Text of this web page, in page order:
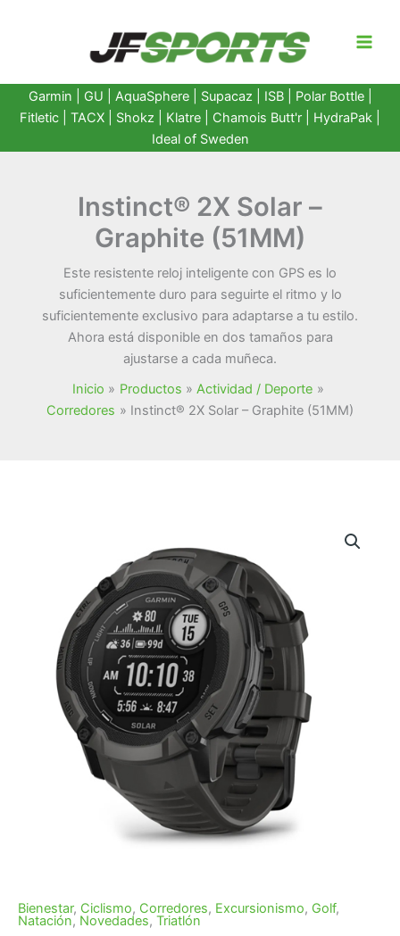
Garmin GU AquaSphere| Supacaz | ISB | Polar Bottle|
Fitletic
TACX Shokz Klatre Chamois Butt'r HydraPak
Ideal of Sweden
Instinct® 2X Solar –
Graphite (51MM)
Este resistente reloj inteligente con GPS es lo
suficientemente duro para seguirte el ritmo y lo
suficientemente exclusivo para adaptarse a tu estilo.
Ahora está disponible en dos tamaños para
ajustarse a cada muñeca.
Inicio
Productos
Actividad / Deporte
Corredores
Instinct® 2X Solar – Graphite (51MM)
Bienestar, Ciclismo, Corredores, Excursionismo, Golf,
Natación, Novedades, Triatlón